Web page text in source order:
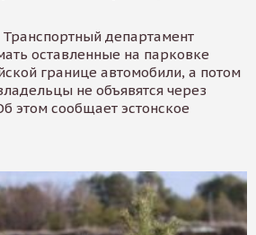
Транспортный департамент
оставленные на парковке
границе автомобили, а потом
не объявятся через
этом сообщает эстонское